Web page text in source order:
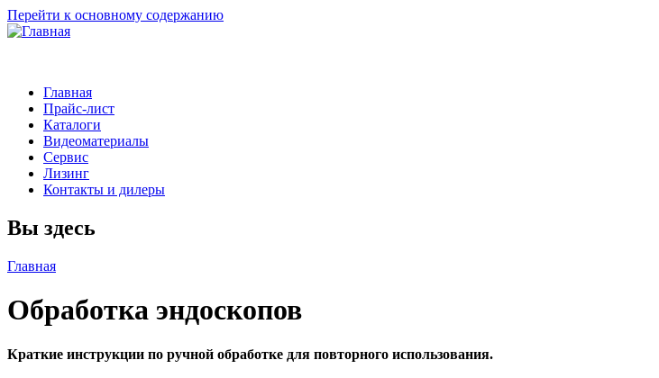
Перейти к основному содержанию
Главная
Прайс-лист
Каталоги
Видеоматериалы
Сервис
Лизинг
Контакты и дилеры
Вы здесь
Главная
Обработка эндоскопов
Краткие инструкции по ручной обработке для повторного использования.